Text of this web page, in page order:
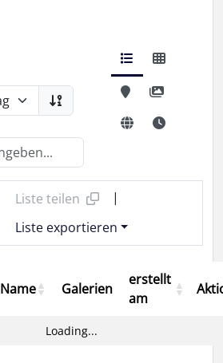
Liste teilen
|
Liste exportieren
Name Galerien
erstellt
am
Loading...